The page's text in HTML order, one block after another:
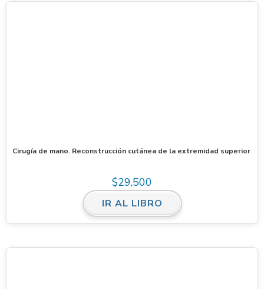
Cirugía de mano. Reconstrucción cutánea de la extremidad superior
$29,500
IR AL LIBRO